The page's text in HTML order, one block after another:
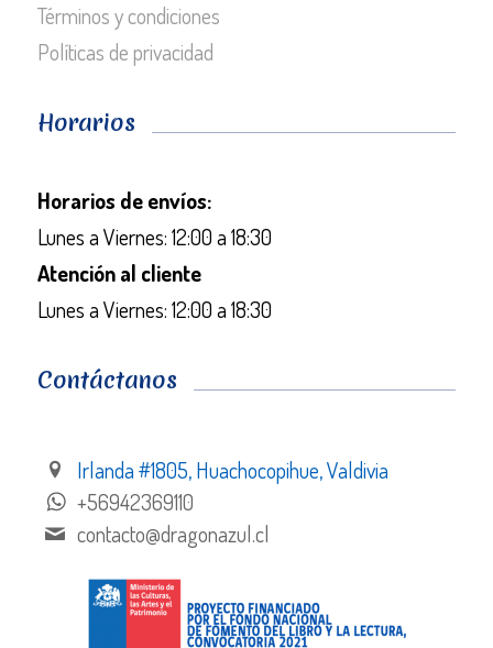
Términos y condiciones
Políticas de privacidad
Horarios
Horarios de envíos:
Lunes a Viernes: 12:00 a 18:30
Atención al cliente
Lunes a Viernes: 12:00 a 18:30
Contáctanos
Irlanda #1805, Huachocopihue, Valdivia
+56942369110
contacto@dragonazul.cl